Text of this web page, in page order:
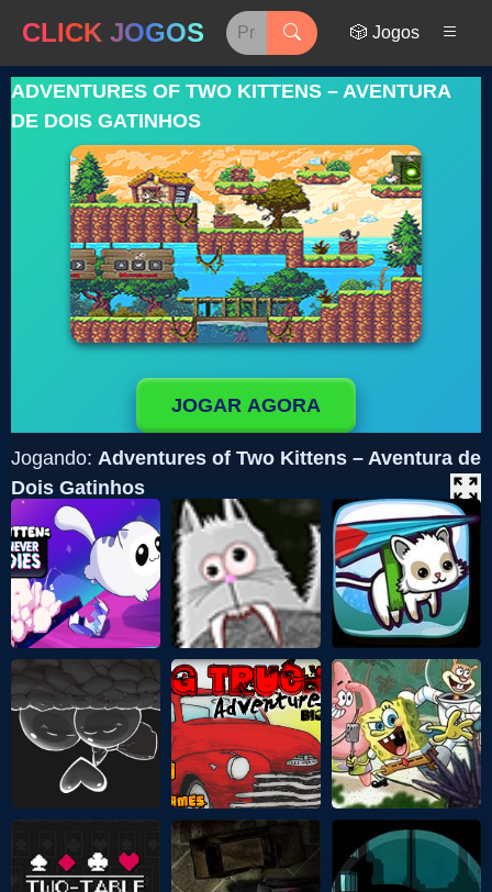
CLICK JOGOS 🎲 Jogos
ADVENTURES OF TWO KITTENS – AVENTURA
DE DOIS GATINHOS
JOGAR AGORA
Jogando: Adventures of Two Kittens – Aventura de
Dois Gatinhos